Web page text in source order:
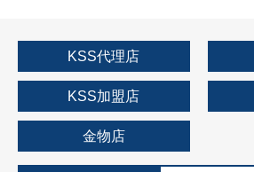
KSS代理店
KSS加盟店
金物店